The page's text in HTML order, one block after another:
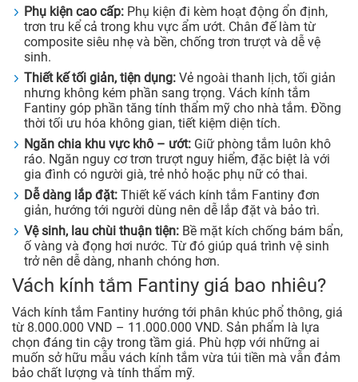
Phụ kiện cao cấp: Phụ kiện đi kèm hoạt động ổn định,
trơn tru kể cả trong khu vực ẩm ướt. Chân đế làm từ
composite siêu nhẹ và bền, chống trơn trượt và dễ vệ
sinh.
Thiết kế tối giản, tiện dụng: Vẻ ngoài thanh lịch, tối giản
nhưng không kém phần sang trọng. Vách kính tắm
Fantiny góp phần tăng tính thẩm mỹ cho nhà tắm. Đồng
thời tối ưu hóa không gian, tiết kiệm diện tích.
Ngăn chia khu vực khô – ướt: Giữ phòng tắm luôn khô
ráo. Ngăn nguy cơ trơn trượt nguy hiểm, đặc biệt là với
gia đình có người già, trẻ nhỏ hoặc phụ nữ có thai.
Dễ dàng lắp đặt: Thiết kế vách kính tắm Fantiny đơn
giản, hướng tới người dùng nên dễ lắp đặt và bảo trì.
Vệ sinh, lau chùi thuận tiện: Bề mặt kích chống bám bẩn,
ố vàng và đọng hơi nước. Từ đó giúp quá trình vệ sinh
trở nên dễ dàng, nhanh chóng hơn.
Vách kính tắm Fantiny giá bao nhiêu?
Vách kính tắm Fantiny hướng tới phân khúc phổ thông, giá
từ 8.000.000 VND – 11.000.000 VND. Sản phẩm là lựa
chọn đáng tin cậy trong tầm giá. Phù hợp với những ai
muốn sở hữu mẫu vách kính tắm vừa túi tiền mà vẫn đảm
bảo chất lượng và tính thẩm mỹ.